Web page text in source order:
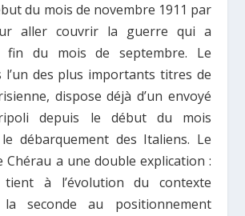
du mois de novembre 1911 par
aller couvrir la guerre qui a
du mois de septembre. Le
l’un des plus importants titres de
dispose déjà d’un envoyé
depuis le début du mois
débarquement des Italiens. Le
Chérau a une double explication :
à l’évolution du contexte
seconde au positionnement